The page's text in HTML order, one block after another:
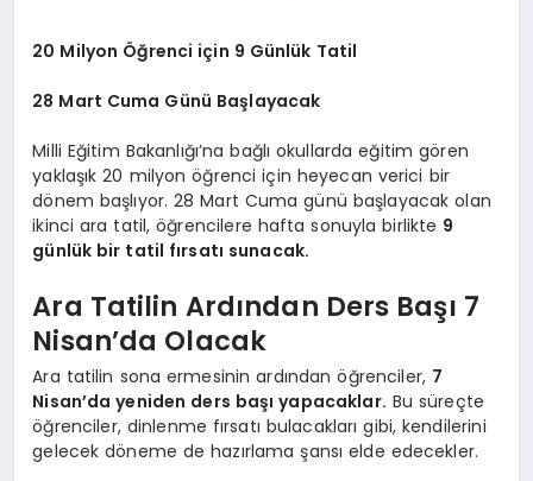
20 Milyon Öğrenci için 9 Günlük Tatil
28 Mart Cuma Günü Başlayacak
Milli Eğitim Bakanlığı’na bağlı okullarda eğitim gören
yaklaşık 20 milyon öğrenci için heyecan verici bir
dönem başlıyor. 28 Mart Cuma günü başlayacak olan
ikinci ara tatil, öğrencilere hafta sonuyla birlikte 9
günlük bir tatil fırsatı sunacak.
Ara Tatilin Ardından Ders Başı 7
Nisan’da Olacak
Ara tatilin sona ermesinin ardından öğrenciler, 7
Nisan’da yeniden ders başı yapacaklar. Bu süreçte
öğrenciler, dinlenme fırsatı bulacakları gibi, kendilerini
gelecek döneme de hazırlama şansı elde edecekler.